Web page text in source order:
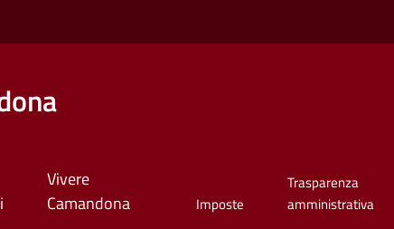
Vivere
Camandona
Imposte
Trasparenza
amministrativa